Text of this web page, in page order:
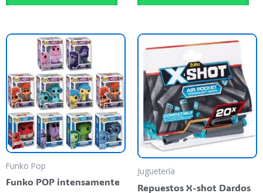
Funko Pop
Funko POP intensamente
Este
tiene
varias
variantes.
Las
opciones
se
pueden
elegir
Juguetería
Repuestos X-shot Dardos